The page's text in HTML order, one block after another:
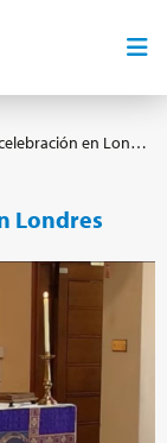
en Londres
Londres